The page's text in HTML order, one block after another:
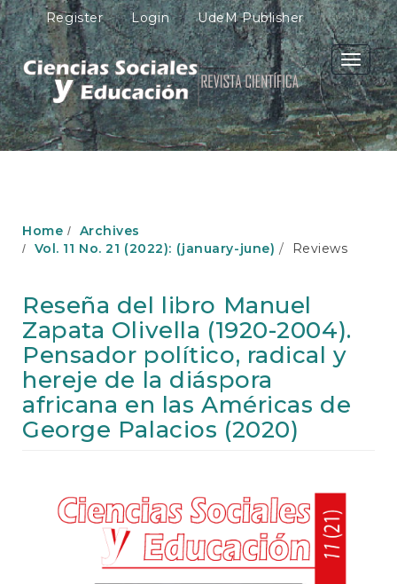
M
a
i
n
N
a
v
i
g
n
n
C
o
n
t
e
n
t
Register Login UdeM Publisher
Toggle
Home
Archives
Vol. 11 No. 21 (2022): (january-june)
Reviews
Reseña del libro Manuel
Zapata Olivella (1920-2004).
Pensador político, radical y
hereje de la diáspora
africana en las Américas de
George Palacios (2020)
Sidebar